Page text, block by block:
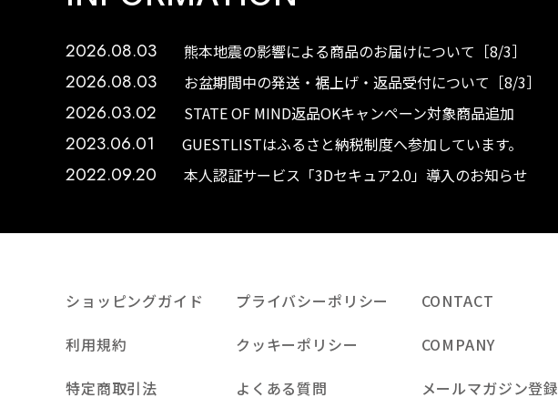
2026.08.03 熊本地震の影響による商品のお届けについて［8/3］
2026.08.03 お盆期間中の発送・裾上げ・返品受付について［8/3］
2026.03.02 STATE OF MIND返品OKキャンペーン対象商品追加
2023.06.01 GUESTLISTはふるさと納税制度へ参加しています。
2022.09.20 本人認証サービス「3Dセキュア2.0」導入のお知らせ
ショッピングガイド
利用規約
特定商取引法
プライバシーポリシー
クッキーポリシー
よくある質問
CONTACT
COMPANY
メールマガジン登録